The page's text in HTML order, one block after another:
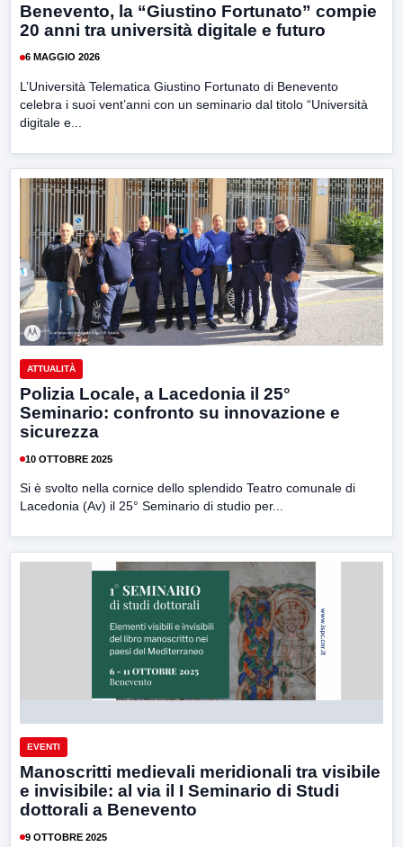
Benevento, la “Giustino Fortunato” compie
20 anni tra università digitale e futuro
6 MAGGIO 2026
L’Università Telematica Giustino Fortunato di Benevento
celebra i suoi vent’anni con un seminario dal titolo “Università
digitale e...
ATTUALITÀ
Polizia Locale, a Lacedonia il 25°
Seminario: confronto su innovazione e
sicurezza
10 OTTOBRE 2025
Si è svolto nella cornice dello splendido Teatro comunale di
Lacedonia (Av) il 25° Seminario di studio per...
EVENTI
Manoscritti medievali meridionali tra visibile
e invisibile: al via il I Seminario di Studi
dottorali a Benevento
9 OTTOBRE 2025